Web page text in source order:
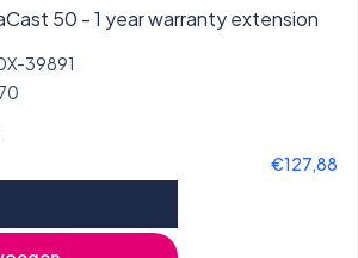
50 - 1 year warranty extension
39891
€127,88